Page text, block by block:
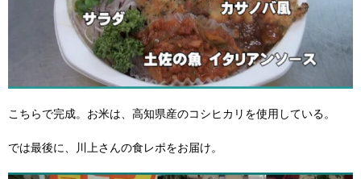
こちらで完成。お米は、高知県産のコシヒカリを使用している。
では最後に、川上さんの食レポをお届け。